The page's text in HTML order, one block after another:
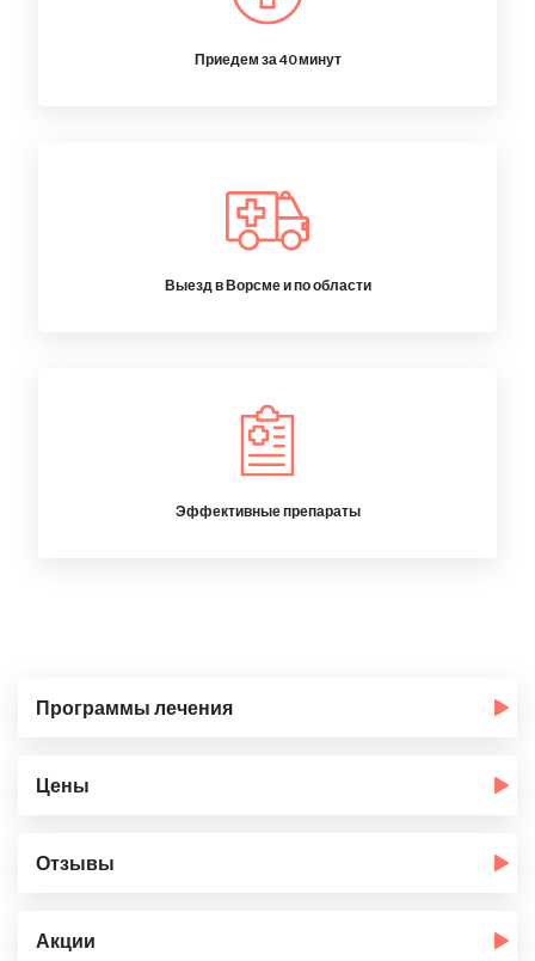
Приедем за 40 минут
Выезд в Ворсме и по области
Эффективные препараты
Программы лечения
Цены
Отзывы
Акции